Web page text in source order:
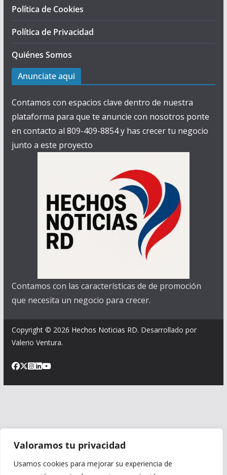
Valoramos tu privacidad
Usamos cookies para mejorar su experiencia de
Política de Cookies
Política de Privacidad
Quiénes Somos
Anunciate aqui
Contamos con espacios clave dentro de nuestra
plataforma para que te anuncie con nosotros ponte
en contacto al 809-409-8854 y has crecer tu negocio
junto a este proyecto
Contamos con las características de de promoción
que necesita un negocio para crecer.
Copyright © 2026 Hechos Noticias RD. Desarrollado por
Valerio Ventura.